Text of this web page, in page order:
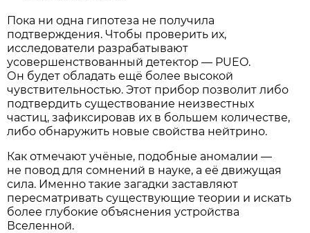
Пока ни одна гипотеза не получила
подтверждения. Чтобы проверить их,
исследователи разрабатывают
усовершенствованный детектор — PUEO.
Он будет обладать ещё более высокой
чувствительностью. Этот прибор позволит либо
подтвердить существование неизвестных
частиц, зафиксировав их в большем количестве,
либо обнаружить новые свойства нейтрино.
Как отмечают учёные, подобные аномалии —
не повод для сомнений в науке, а её движущая
сила. Именно такие загадки заставляют
пересматривать существующие теории и искать
более глубокие объяснения устройства
Вселенной.